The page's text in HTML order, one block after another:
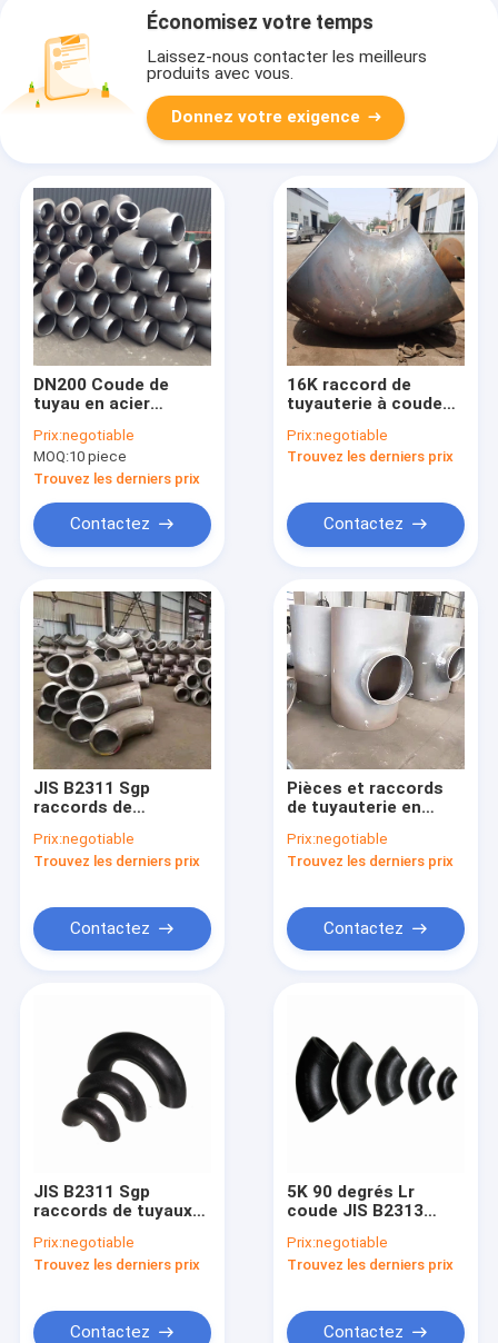
Produits
Au sujet de nous
Visite d'usine
Cas
Économisez votre temps
Laissez-nous contacter les meilleurs
produits avec vous.
Donnez votre exigence
DN200 Coude de
tuyau en acier
2 Norme JIS B2313
Prix:negotiable
MOQ:10 piece
Trouvez les derniers prix
Contactez
16K raccord de
tuyauterie à coude
Prix:negotiable
Trouvez les derniers prix
Contactez
JIS B2311 Sgp
raccords de
90 degrés par
soupape à bout de
Prix:negotiable
Trouvez les derniers prix
Contactez
Pièces et raccords
de tuyauterie en
10 kilos soudés par
soupape pour usine
Prix:negotiable
Trouvez les derniers prix
Contactez
JIS B2311 Sgp
raccords de tuyaux
au carbone à coude
sans soudure DN15
Prix:negotiable
Trouvez les derniers prix
Contactez
5K 90 degrés Lr
coude JIS B2313
œuvre
Prix:negotiable
Trouvez les derniers prix
Contactez